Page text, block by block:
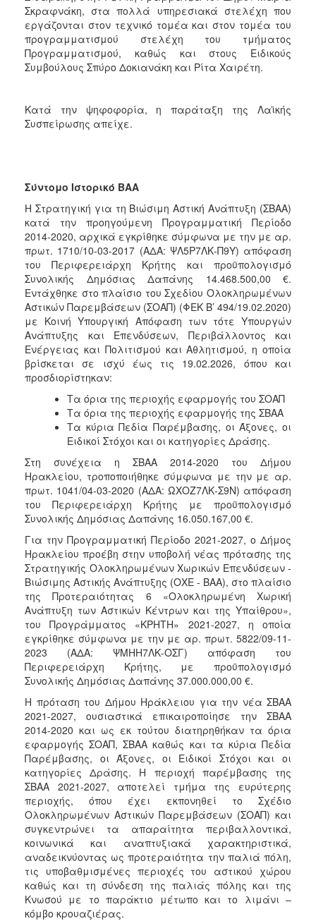
Σκραφνάκη, στα πολλά υπηρεσιακά στελέχη που
εργάζονται στον τεχνικό τομέα και στον τομέα του
προγραμματισμού στελέχη του τμήματος
Προγραμματισμού, καθώς και στους Ειδικούς
Συμβούλους Σπύρο Δοκιανάκη και Ρίτα Χαιρέτη.
Κατά την ψηφοφορία, η παράταξη της Λαϊκής
Συσπείρωσης απείχε.
Σύντομο Ιστορικό ΒΑΑ
Η Στρατηγική για τη Βιώσιμη Αστική Ανάπτυξη (ΣΒΑΑ)
κατά την προηγούμενη Προγραμματική Περίοδο
2014-2020, αρχικά εγκρίθηκε σύμφωνα με την με αρ.
πρωτ. 1710/10-03-2017 (ΑΔΑ: ΨΛ5Ρ7ΛΚ-Π9Υ) απόφαση
του Περιφερειάρχη Κρήτης και προϋπολογισμό
Συνολικής Δημόσιας Δαπάνης 14.468.500,00 €.
Εντάχθηκε στο πλαίσιο του Σχεδίου Ολοκληρωμένων
Αστικών Παρεμβάσεων (ΣΟΑΠ) (ΦΕΚ B’ 494/19.02.2020)
με Κοινή Υπουργική Απόφαση των τότε Υπουργών
Ανάπτυξης και Επενδύσεων, Περιβάλλοντος και
Ενέργειας και Πολιτισμού και Αθλητισμού, η οποία
βρίσκεται σε ισχύ έως τις 19.02.2026, όπου και
προσδιορίστηκαν:
Τα όρια της περιοχής εφαρμογής του ΣΟΑΠ
Τα όρια της περιοχής εφαρμογής της ΣΒΑΑ
Τα κύρια Πεδία Παρέμβασης, οι Άξονες, οι
Ειδικοί Στόχοι και οι κατηγορίες Δράσης.
Στη συνέχεια η ΣΒΑΑ 2014-2020 του Δήμου
Ηρακλείου, τροποποιήθηκε σύμφωνα με την με αρ.
πρωτ. 1041/04-03-2020 (ΑΔΑ: ΩΧΟΖ7ΛΚ-Σ9Ν) απόφαση
του Περιφερειάρχη Κρήτης με προϋπολογισμό
Συνολικής Δημόσιας Δαπάνης 16.050.167,00 €.
Για την Προγραμματική Περίοδο 2021-2027, ο Δήμος
Ηρακλείου προέβη στην υποβολή νέας πρότασης της
Στρατηγικής Ολοκληρωμένων Χωρικών Επενδύσεων -
Βιώσιμης Αστικής Ανάπτυξης (ΟΧΕ - ΒΑΑ), στο πλαίσιο
της Προτεραιότητας 6 «Ολοκληρωμένη Χωρική
Ανάπτυξη των Αστικών Κέντρων και της Υπαίθρου»,
του Προγράμματος «ΚΡΗΤΗ» 2021-2027, η οποία
εγκρίθηκε σύμφωνα με την με αρ. πρωτ. 5822/09-11-
2023 (ΑΔΑ: ΨΜΗΗ7ΛΚ-ΟΣΓ) απόφαση του
Περιφερειάρχη Κρήτης, με προϋπολογισμό
Συνολικής Δημόσιας Δαπάνης 37.000.000,00 €.
Η πρόταση του Δήμου Ηράκλειου για την νέα ΣΒΑΑ
2021-2027, ουσιαστικά επικαιροποίησε την ΣΒΑΑ
2014-2020 και ως εκ τούτου διατηρηθήκαν τα όρια
εφαρμογής ΣΟΑΠ, ΣΒΑΑ καθώς και τα κύρια Πεδία
Παρέμβασης, οι Άξονες, οι Ειδικοί Στόχοι και οι
κατηγορίες Δράσης. Η περιοχή παρέμβασης της
ΣΒΑΑ 2021-2027, αποτελεί τμήμα της ευρύτερης
περιοχής, όπου έχει εκπονηθεί το Σχέδιο
Ολοκληρωμένων Αστικών Παρεμβάσεων (ΣΟΑΠ) και
συγκεντρώνει τα απαραίτητα περιβαλλοντικά,
κοινωνικά και αναπτυξιακά χαρακτηριστικά,
αναδεικνύοντας ως προτεραιότητα την παλιά πόλη,
τις υποβαθμισμένες περιοχές του αστικού χώρου
καθώς και τη σύνδεση της παλιάς πόλης και της
Κνωσού με το παράκτιο μέτωπο και το λιμάνι –
κόμβο κρουαζιέρας.